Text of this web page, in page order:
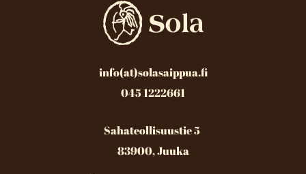
info(at)solasaippua.fi
045 1222661
Sahateollisuustie 5
83900, Juuka